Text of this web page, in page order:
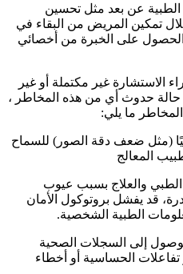
عن بعد مثل تحسين
تمكين المريض من البقاء في
على الخبرة من أخصائي
الاستشارة غير مكتملة أو غير
حالة حدوث أي من هذه المخاطر ،
ما يلي:
(مثل ضعف دقة الصور) للسماح
المعالج
والعلاج بسبب عيوب
قد يفشل بروتوكول الأمان
الطبية الشخصية.
إلى السجلات الصحية
تفاعلات الحساسية أو أخطاء